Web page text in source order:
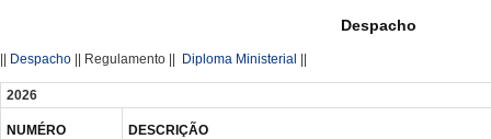
Despacho
Despacho || Regulamento || Diploma Ministerial
2026
NUMÉRO DESCRIÇÃO